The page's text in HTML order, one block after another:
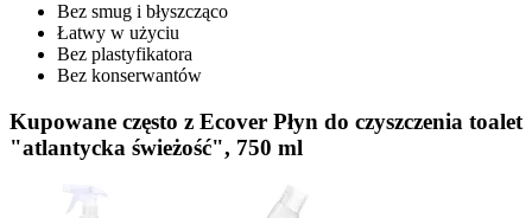
Bez smug i błyszcząco
Łatwy w użyciu
Bez plastyfikatora
Bez konserwantów
Kupowane często z Ecover Płyn do czyszczenia toalet
"atlantycka świeżość", 750 ml